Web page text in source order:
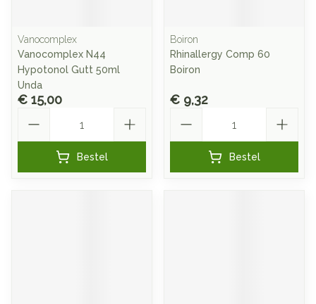
Vanocomplex
Vanocomplex N44
Hypotonol Gutt 50ml
Unda
€ 15,00
Bestel
Boiron
Rhinallergy Comp 60
Boiron
€ 9,32
Bestel